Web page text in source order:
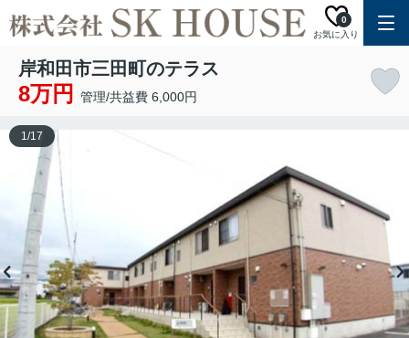
お気に入り
0
岸和田市三田町のテラス
8万円 管理/共益費 6,000円
1/17